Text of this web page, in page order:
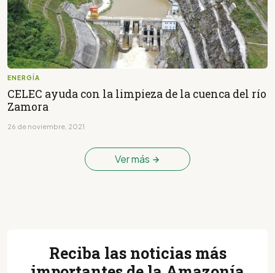
ENERGÍA
CELEC ayuda con la limpieza de la cuenca del río
Zamora
26 de noviembre, 2021
Ver más
Reciba las noticias más